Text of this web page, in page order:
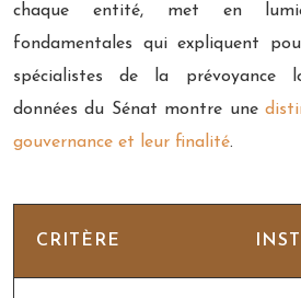
chaque entité, met en
fondamentales qui expliquent
spécialistes de la prévoyance
données du Sénat montre une
gouvernance et leur finalité.
CRITÈRE